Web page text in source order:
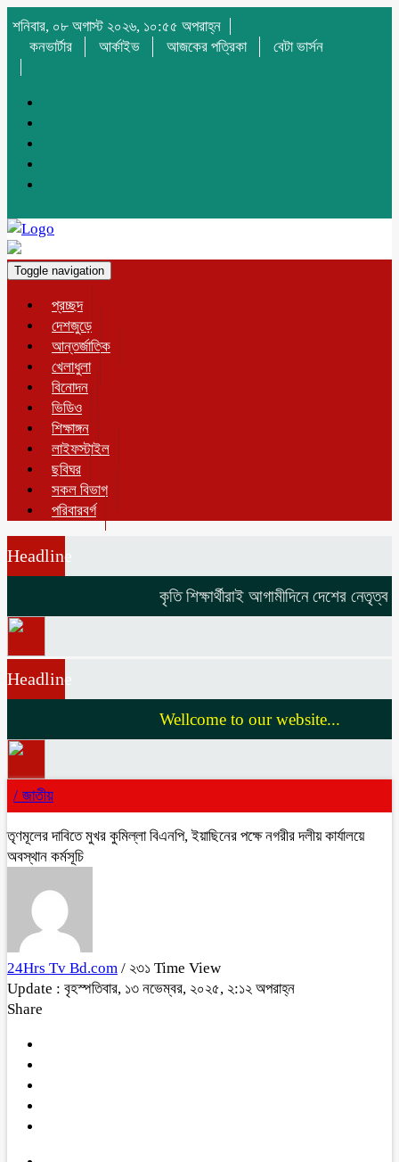
শনিবার, ০৮ অগাস্ট ২০২৬, ১০:৫৫ অপরাহ্ন
কনভার্টার
আর্কাইভ আজকের পত্রিকা বেটা ভার্সন
Toggle navigation
প্রচ্ছদ
দেশজুড়ে
আন্তর্জাতিক
খেলাধুলা
বিনোদন
ভিডিও
শিক্ষাঙ্গন
লাইফস্টাইল
ছবিঘর
সকল বিভাগ
পরিবারবর্গ
Headline
কৃতি শিক্ষার্থীরাই আগামীদিনে দেশের নেতৃত্ব
Headline
Wellcome to our website...
/ জাতীয়
তৃণমূলের দাবিতে মুখর কুমিল্লা বিএনপি, ইয়াছিনের পক্ষে নগরীর দলীয় কার্যালয়ে
অবস্থান কর্মসূচি
24Hrs Tv Bd.com / ২৩১ Time View
Update : বৃহস্পতিবার, ১৩ নভেম্বর, ২০২৫, ২:১২ অপরাহ্ন
Share